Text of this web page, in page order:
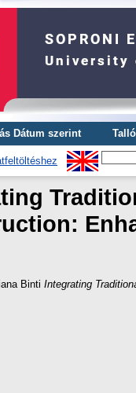
Dátum szerint
Binti Integrating